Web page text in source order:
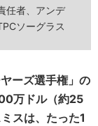
任者、アンデ
ソーグラス
ーズ選手権」の
万ドル（約25
スは、たった1